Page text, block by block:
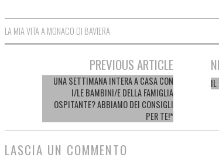
LA MIA VITA A MONACO DI BAVIERA
Post navigation
PREVIOUS ARTICLE
UNA SETTIMANA INTERA A CASA CON
I/LE BAMBINI/E DELLA FAMIGLIA
OSPITANTE? ABBIAMO DEI CONSIGLI
PER TE!*
IL
LASCIA UN COMMENTO